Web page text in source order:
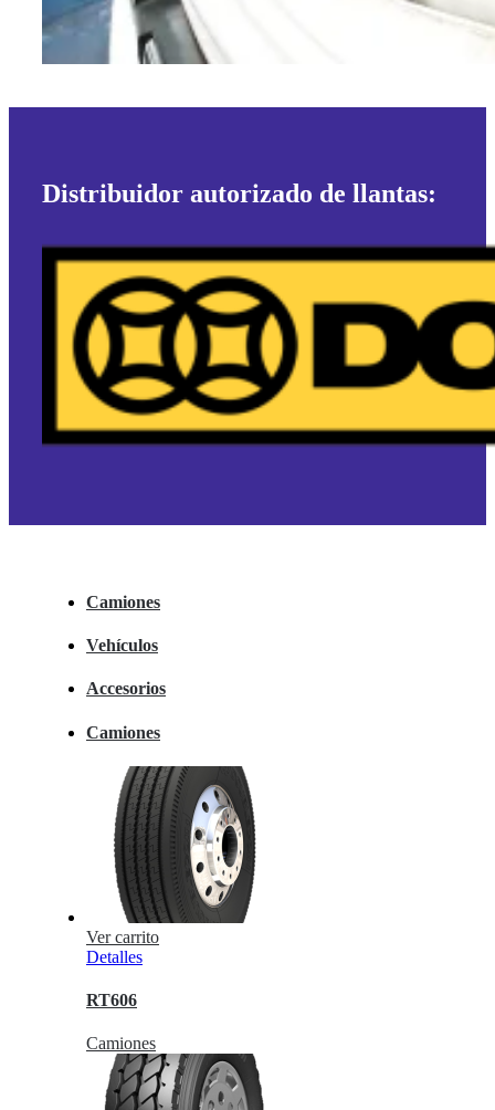
Distribuidor autorizado de llantas:
Camiones
Vehículos
Accesorios
Camiones
Ver carrito
Detalles
RT606
Camiones